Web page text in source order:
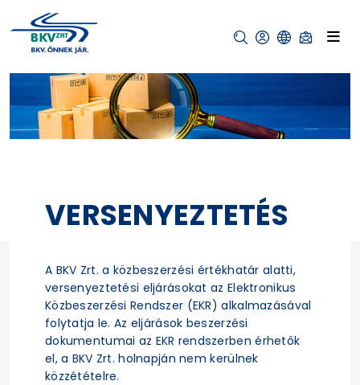
VERSENYEZTETÉS
A BKV Zrt. a közbeszerzési értékhatár alatti,
versenyeztetési eljárásokat az Elektronikus
Közbeszerzési Rendszer (EKR) alkalmazásával
folytatja le. Az eljárások beszerzési
dokumentumai az EKR rendszerben érhetők
el, a BKV Zrt. holnapján nem kerülnek
közzétételre.